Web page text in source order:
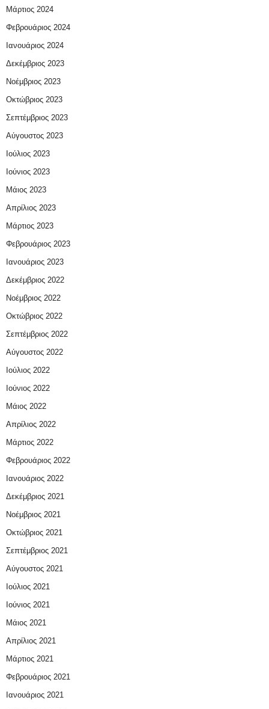
Μάρτιος 2024
Φεβρουάριος 2024
Ιανουάριος 2024
Δεκέμβριος 2023
Νοέμβριος 2023
Οκτώβριος 2023
Σεπτέμβριος 2023
Αύγουστος 2023
Ιούλιος 2023
Ιούνιος 2023
Μάιος 2023
Απρίλιος 2023
Μάρτιος 2023
Φεβρουάριος 2023
Ιανουάριος 2023
Δεκέμβριος 2022
Νοέμβριος 2022
Οκτώβριος 2022
Σεπτέμβριος 2022
Αύγουστος 2022
Ιούλιος 2022
Ιούνιος 2022
Μάιος 2022
Απρίλιος 2022
Μάρτιος 2022
Φεβρουάριος 2022
Ιανουάριος 2022
Δεκέμβριος 2021
Νοέμβριος 2021
Οκτώβριος 2021
Σεπτέμβριος 2021
Αύγουστος 2021
Ιούλιος 2021
Ιούνιος 2021
Μάιος 2021
Απρίλιος 2021
Μάρτιος 2021
Φεβρουάριος 2021
Ιανουάριος 2021